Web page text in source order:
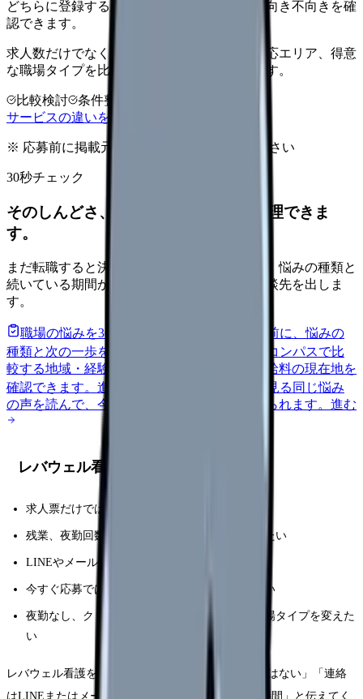
どちらに登録するか迷うなら、希望条件から向き不向きを確
認できます。
求人数だけでなく、連絡手段、職場情報、対応エリア、得意
な職場タイプを比較してから相談先を選べます。
比較検討 条件整理
サービスの違いを確認する
※ 応募前に掲載元の最新情報を確認してください
30秒チェック
そのしんどさ、転職すべきサインか整理できま
す。
まだ転職すると決めていなくても大丈夫です。悩みの種類と
続いている期間から、次に見るべき記事と相談先を出しま
す。
職場の悩みを30秒で診断
辞めるべきか迷う前に、悩みの
種類と次の一歩を整理します。
給料コンパスで比
較する地域・経験年数・施設形態から、今の給料の現在地を
確認できます。 進む 匿名掲示板で本音を見る 同じ悩み
の声を読んで、今の職場だけの問題か確かめられます。 進む
レバウェル看護を先に検討しやすい人
求人票だけでは職場の実態が分からず不安
残業、夜勤回数、教育体制、人間関係を確認したい
LINEやメール中心で連絡ルールを決めたい
今すぐ応募ではなく、まず条件整理から始めたい
夜勤なし、クリニック、訪問看護、美容など職場タイプを変えた
い
レバウェル看護を使うなら、最初に「今すぐ応募ではない」「連絡
はLINEまたはメール中心」「電話可能時間はこの時間」と伝えてく